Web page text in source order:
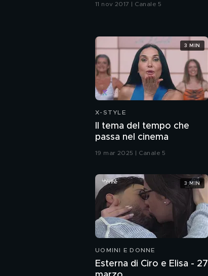
11 nov 2017 | Canale 5
X-STYLE
Il tema del tempo che
passa nel cinema
19 mar 2025 | Canale 5
3 MIN
UOMINI E DONNE
Esterna di Ciro e Elisa - 27
3 MIN